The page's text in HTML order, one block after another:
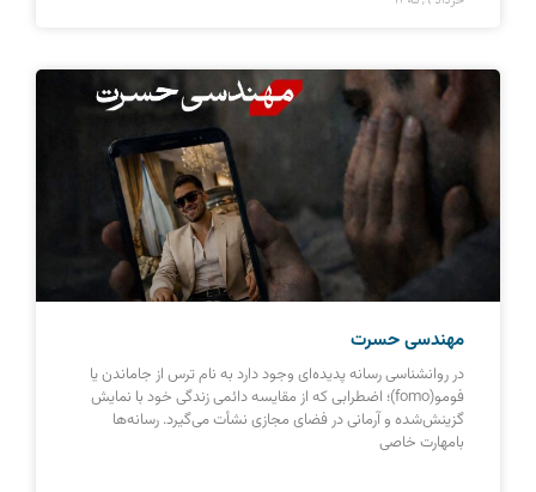
مهندسی حسرت
در روانشناسی رسانه پدیده‌ای وجود دارد به نام ترس از جاماندن یا
فومو(fomo)؛ اضطرابی که از مقایسه دائمی زندگی خود با نمایش
گزینش‌شده و آرمانی در فضای مجازی نشأت می‌گیرد. رسانه‌ها
بامهارت خاصی